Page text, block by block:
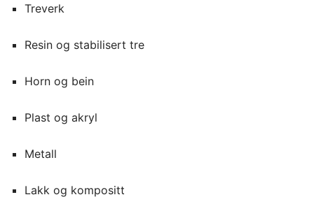
Treverk
Resin og stabilisert tre
Horn og bein
Plast og akryl
Metall
Lakk og kompositt